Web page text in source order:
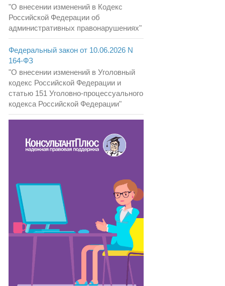
"О внесении изменений в Кодекс
Российской Федерации об
административных правонарушениях"
Федеральный закон от 10.06.2026 N
164-ФЗ
"О внесении изменений в Уголовный
кодекс Российской Федерации и
статью 151 Уголовно-процессуального
кодекса Российской Федерации"